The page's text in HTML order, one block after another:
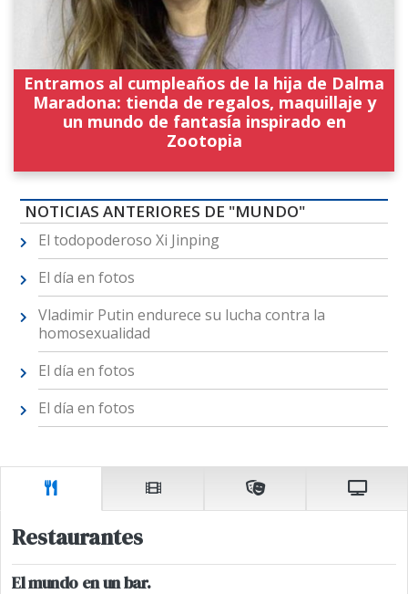
Entramos al cumpleaños de la hija de Dalma
Maradona: tienda de regalos, maquillaje y
un mundo de fantasía inspirado en
Zootopia
NOTICIAS ANTERIORES DE "MUNDO"
El todopoderoso Xi Jinping
El día en fotos
Vladimir Putin endurece su lucha contra la
homosexualidad
El día en fotos
El día en fotos
Restaurantes
El mundo en un bar.